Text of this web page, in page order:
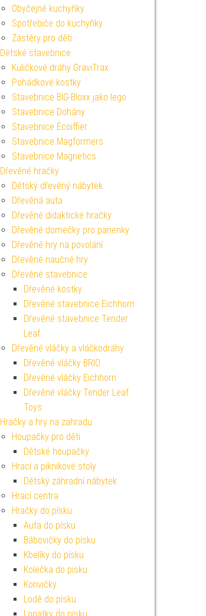
Obyčejné kuchyňky
Spotřebiče do kuchyňky
Zástěry pro děti
Dětské stavebnice
Kuličkové dráhy GraviTrax
Pohádkové kostky
Stavebnice BIG-Bloxx jako lego
Stavebnice Dohány
Stavebnice Écoiffier
Stavebnice Magformers
Stavebnice Magnetics
Dřevěné hračky
Dětský dřevěný nábytek
Dřevěná auta
Dřevěné didaktické hračky
Dřevěné domečky pro panenky
Dřevěné hry na povolání
Dřevěné naučné hry
Dřevěné stavebnice
Dřevěné kostky
Dřevěné stavebnice Eichhorn
Dřevěné stavebnice Tender
Leaf
Dřevěné vláčky a vláčkodráhy
Dřevěné vláčky BRIO
Dřevěné vláčky Eichhorn
Dřevěné vláčky Tender Leaf
Toys
Hračky a hry na zahradu
Houpačky pro děti
Dětské houpačky
Hrací a piknikové stoly
Dětský záhradní nábytek
Hrací centra
Hračky do písku
Auta do písku
Bábovičky do písku
Kbelíky do písku
Kolečka do písku
Konvičky
Lodě do písku